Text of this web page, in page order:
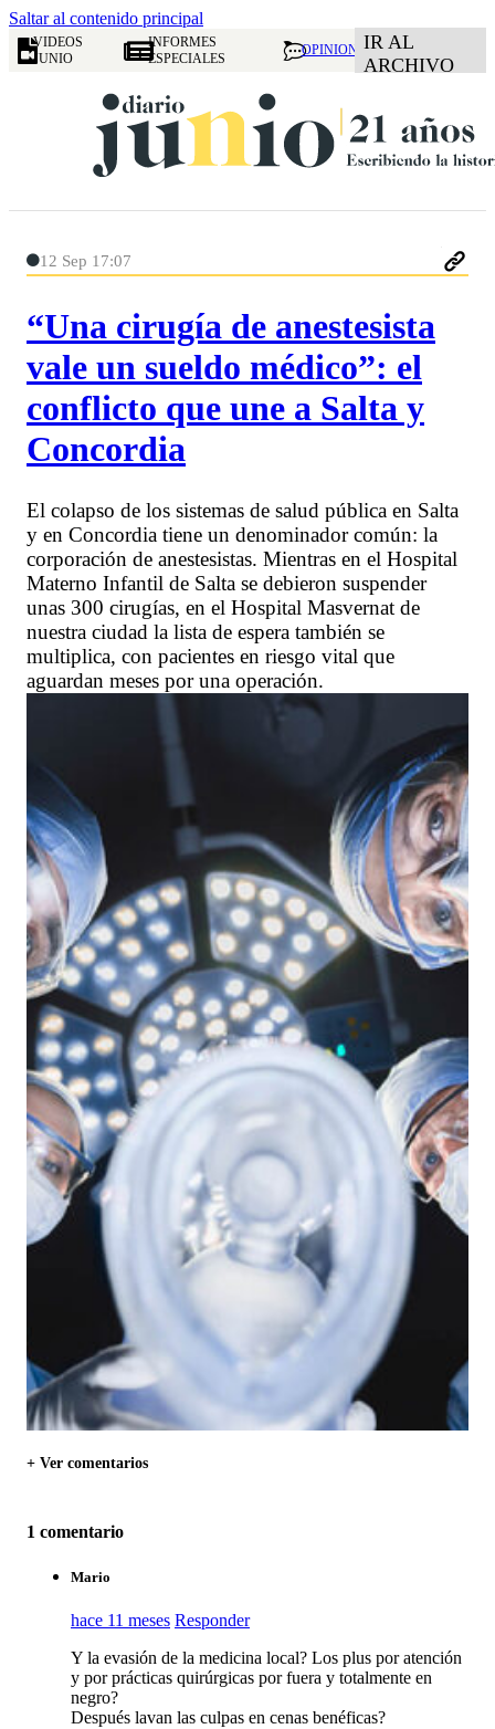
Saltar al contenido principal
VIDEOS
JUNIO
INFORMES
ESPECIALES
OPINION IR AL
ARCHIVO
12 Sep 17:07
“Una cirugía de anestesista
vale un sueldo médico”: el
conflicto que une a Salta y
Concordia
El colapso de los sistemas de salud pública en Salta
y en Concordia tiene un denominador común: la
corporación de anestesistas. Mientras en el Hospital
Materno Infantil de Salta se debieron suspender
unas 300 cirugías, en el Hospital Masvernat de
nuestra ciudad la lista de espera también se
multiplica, con pacientes en riesgo vital que
aguardan meses por una operación.
+ Ver comentarios
1 comentario
Mario
hace 11 meses Responder
Y la evasión de la medicina local? Los plus por atención
y por prácticas quirúrgicas por fuera y totalmente en
negro?
Después lavan las culpas en cenas benéficas?